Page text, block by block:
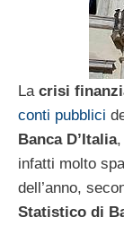
La crisi
conti pubblici
Banca D’Italia,
infatti molto
dell’anno,
Statistico di